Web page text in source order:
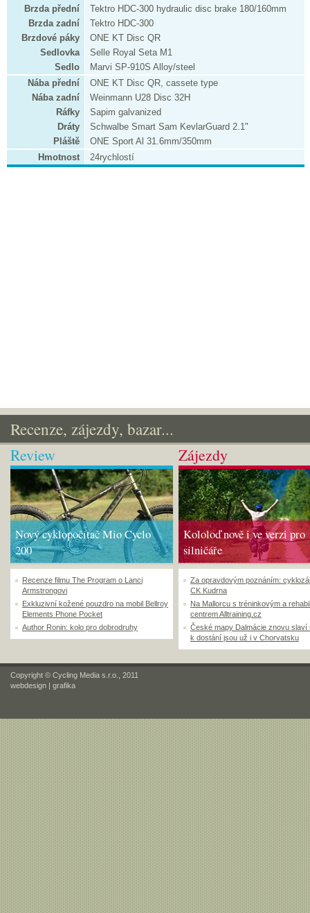
Brzda přední
Tektro HDC-300 hydraulic disc brake 180/160mm
Brzda zadní
Tektro HDC-300
Brzdové páky
ONE KT Disc QR
Sedlovka
Selle Royal Seta M1
Sedlo
Marvi SP-910S Alloy/steel
Nába přední
ONE KT Disc QR, cassete type
Nába zadní
Weinmann U28 Disc 32H
Ráfky
Sapim galvanized
Dráty
Schwalbe Smart Sam KevlarGuard 2.1"
Pláště
ONE Sport Al 31.6mm/350mm
Hmotnost
24rychlostí
Recenze, zájezdy, bazar...
Review
Nový cyklopočítač Mio Cyclo
200
Recenze filmu The Program o Lanci
Armstrongovi
Exkluzivní kožené pouzdro na mobil Bellroy
Elements Phone Pocket
Author Ronin: kolo pro dobrodruhy
Zájezdy
Kololoď nově i ve verzi pro
silničáře
Za opravdovým poznáním:
CK Kudrna
Na Mallorcu s tréninkovým a
centrem Alltraining.cz
České mapy Dalmácie znovu slaví
k dostání jsou už i v Chorvatsku
Copyright © Cycling Media s.r.o., 2011
webdesign | grafika